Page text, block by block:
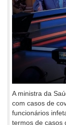
A ministra da
com casos de
funcionários
termos de casos